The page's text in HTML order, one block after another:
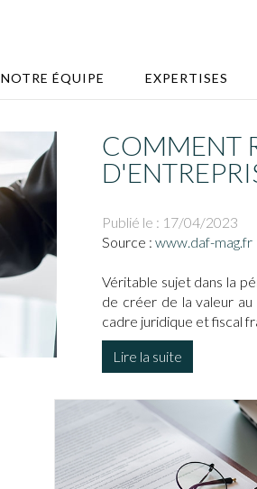
NOTRE ÉQUIPE EXPERTISES
COMMENT
Publié le : 17/04/2023
Source : www.daf-mag.fr
Véritable sujet dans la
de créer de la valeur
cadre juridique et fiscal
Lire la suite